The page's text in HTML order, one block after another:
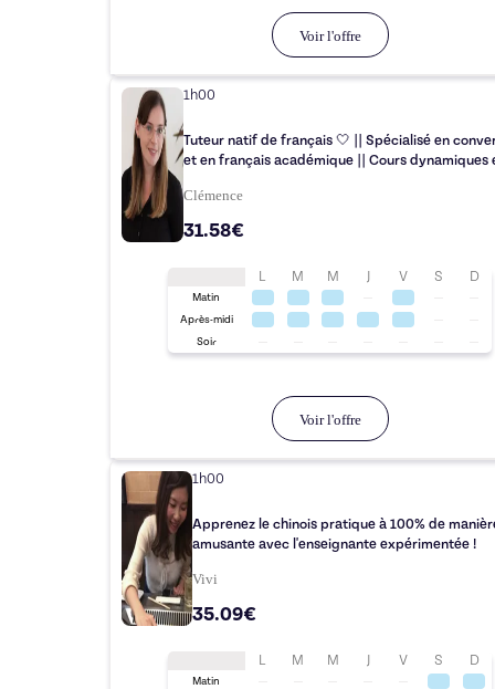
Voir l'offre
1h00
Tuteur natif de français 🤍️ || Spécialisé en
et en français académique || Cours dynamiques
Clémence
31.58€
L M M J V S D
Matin
Après-midi
Soir
Voir l'offre
1h00
Apprenez le chinois pratique à 100% de
amusante avec l'enseignante expérimentée !
Vivi
35.09€
L M M J V S D
Matin